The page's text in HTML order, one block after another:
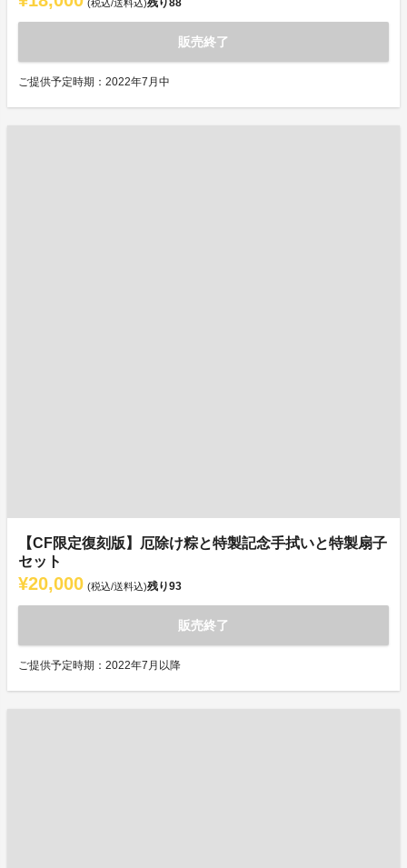
(税込/送料込)残り88
販売終了
ご提供予定時期：2022年7月中
【CF限定復刻版】厄除け粽と特製記念手拭いと特製扇子
セット
¥20,000 (税込/送料込)残り93
販売終了
ご提供予定時期：2022年7月以降